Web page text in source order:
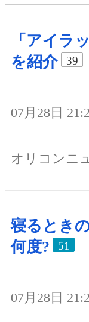
「アイラ
を紹介
39
07月28日
オリコンニ
寝るとき
何度?
51
07月28日